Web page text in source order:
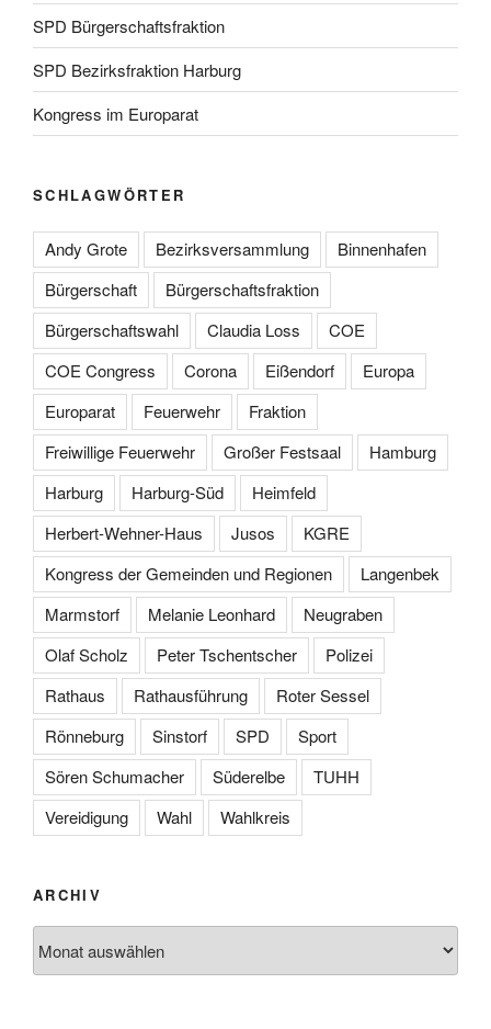
SPD Bürgerschaftsfraktion
SPD Bezirksfraktion Harburg
Kongress im Europarat
SCHLAGWÖRTER
Andy Grote Bezirksversammlung
Binnenhafen
Bürgerschaft
Bürgerschaftsfraktion
Bürgerschaftswahl
Claudia Loss
COE
COE Congress
Corona Eißendorf
Europa
Europarat
Feuerwehr
Fraktion
Freiwillige Feuerwehr
Großer Festsaal
Hamburg
Harburg
Harburg-Süd
Heimfeld
Herbert-Wehner-Haus
Jusos
KGRE
Kongress der Gemeinden und Regionen
Langenbek
Marmstorf
Melanie Leonhard
Neugraben
Olaf Scholz
Peter Tschentscher
Polizei
Rathaus
Rathausführung
Roter Sessel
Rönneburg
Sinstorf SPD
Sport
Sören Schumacher
Süderelbe
TUHH
Vereidigung
Wahl Wahlkreis
ARCHIV